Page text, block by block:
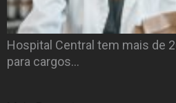
Hospital Central tem mais de
para cargos…